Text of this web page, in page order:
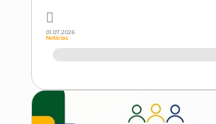
01.07.2026
Notícias